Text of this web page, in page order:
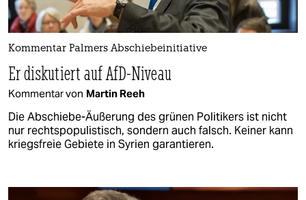
Kommentar Palmers Abschiebeinitiative
Er diskutiert auf AfD-Niveau
Kommentar von Martin Reeh
Die Abschiebe-Äußerung des grünen Politikers ist nicht
nur rechtspopulistisch, sondern auch falsch. Keiner kann
kriegsfreie Gebiete in Syrien garantieren.